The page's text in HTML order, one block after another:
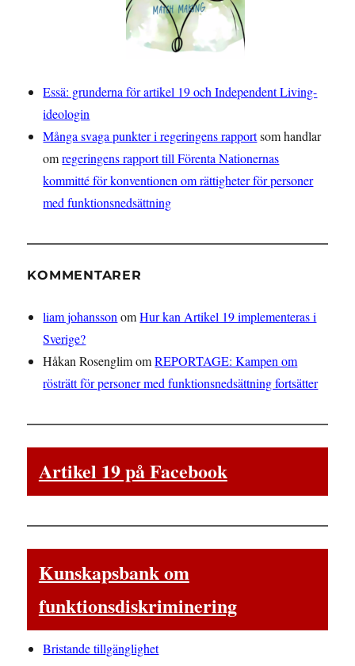
Essä: grunderna för artikel 19 och Independent Living-
ideologin
Många svaga punkter i regeringens rapportsom handlar
omregeringens rapport till Förenta Nationernas
kommitté för konventionen om rättigheter för personer
med funktionsnedsättning
KOMMENTARER
liam johansson omHur kan Artikel 19 implementeras i
Sverige?
Håkan RosenglimomREPORTAGE: Kampen om
rösträtt för personer med funktionsnedsättning fortsätter
Artikel 19 på Facebook
Kunskapsbank om
funktionsdiskriminering
Bristande tillgänglighet